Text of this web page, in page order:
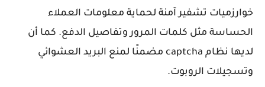
خوارزميات تشفير آمنة لحماية معلومات العملاء
الحساسة مثل كلمات المرور وتفاصيل الدفع. كما أن
لديها نظام captcha مضمنًا لمنع البريد العشوائي
وتسجيلات الروبوت.